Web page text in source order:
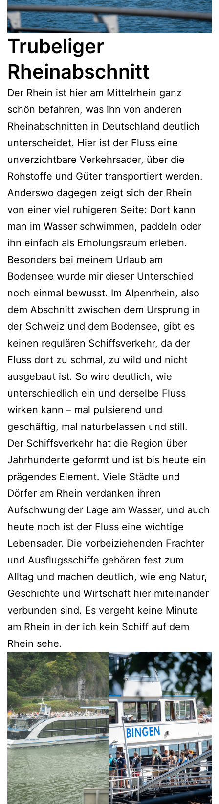
Trubeliger
Rheinabschnitt
Der Rhein ist hier am Mittelrhein ganz
schön befahren, was ihn von anderen
Rheinabschnitten in Deutschland deutlich
unterscheidet. Hier ist der Fluss eine
unverzichtbare Verkehrsader, über die
Rohstoffe und Güter transportiert werden.
Anderswo dagegen zeigt sich der Rhein
von einer viel ruhigeren Seite: Dort kann
man im Wasser schwimmen, paddeln oder
ihn einfach als Erholungsraum erleben.
Besonders bei meinem Urlaub am
Bodensee wurde mir dieser Unterschied
noch einmal bewusst. Im Alpenrhein, also
dem Abschnitt zwischen dem Ursprung in
der Schweiz und dem Bodensee, gibt es
keinen regulären Schiffsverkehr, da der
Fluss dort zu schmal, zu wild und nicht
ausgebaut ist. So wird deutlich, wie
unterschiedlich ein und derselbe Fluss
wirken kann – mal pulsierend und
geschäftig, mal naturbelassen und still.
Der Schiffsverkehr hat die Region über
Jahrhunderte geformt und ist bis heute ein
prägendes Element. Viele Städte und
Dörfer am Rhein verdanken ihren
Aufschwung der Lage am Wasser, und auch
heute noch ist der Fluss eine wichtige
Lebensader. Die vorbeiziehenden Frachter
und Ausflugsschiffe gehören fest zum
Alltag und machen deutlich, wie eng Natur,
Geschichte und Wirtschaft hier miteinander
verbunden sind. Es vergeht keine Minute
am Rhein in der ich kein Schiff auf dem
Rhein sehe.